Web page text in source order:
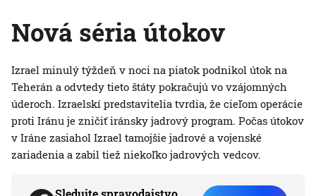
Nová séria útokov
Izrael minulý týždeň v noci na piatok podnikol útok na
Teherán a odvtedy tieto štáty pokračujú vo vzájomných
úderoch. Izraelskí predstavitelia tvrdia, že cieľom operácie
proti Iránu je zničiť iránsky jadrový program. Počas útokov
v Iráne zasiahol Izrael tamojšie jadrové a vojenské
zariadenia a zabil tiež niekoľko jadrových vedcov.